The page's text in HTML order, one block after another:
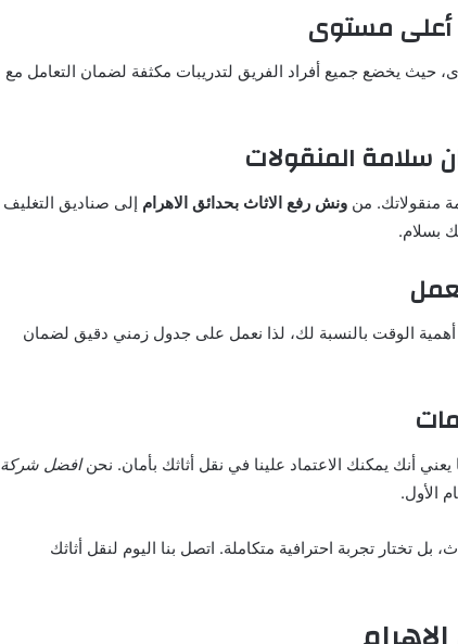
مستوى
حيث يخضع جميع أفراد الفريق لتدريبات مكثفة لضمان التعامل مع
سلامة المنقولات
منقولاتك. من ونش رفع الاثاث بحدائق الاهرام إلى صناديق التغليف
بسلام.
أهمية الوقت بالنسبة لك، لذا نعمل على جدول زمني دقيق لضمان
أنك يمكنك الاعتماد علينا في نقل أثاثك بأمان. نحنافضل شركة
الأول.
بل تختار تجربة احترافية متكاملة. اتصل بنا اليوم لنقل أثاثك